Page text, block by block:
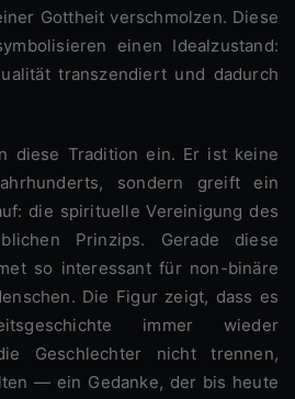
Gottheit verschmolzen. Diese
einen Idealzustand:
transzendiert und dadurch
sondern greift ein
die spirituelle Vereinigung des
Prinzips. Gerade diese
so interessant für non-binäre
Die Figur zeigt, dass es
immer wieder
Geschlechter nicht trennen,
— ein Gedanke, der bis heute